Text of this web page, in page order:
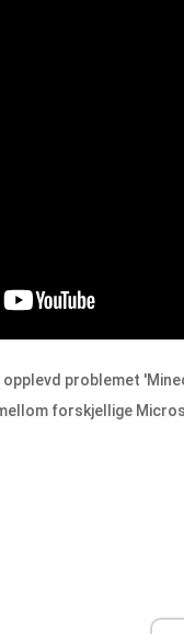
problemet
forskjellige